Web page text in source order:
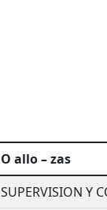
O allo – zas
SUPERVISION Y